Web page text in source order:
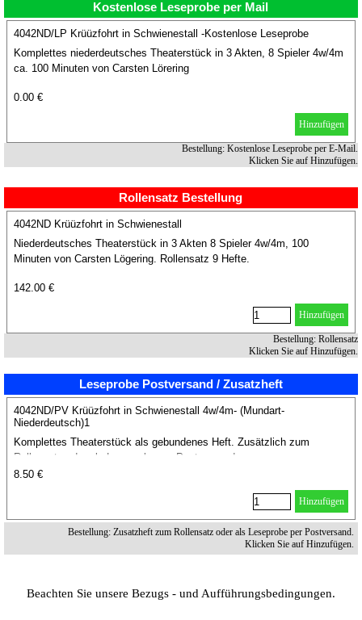
Kostenlose Leseprobe per Mail
4042ND/LP Krüüzfohrt in Schwienestall -Kostenlose Leseprobe
Komplettes niederdeutsches Theaterstück in 3 Akten, 8 Spieler 4w/4m
ca. 100 Minuten von Carsten Lörering
0.00 €
Hinzufügen
Bestellung: Kostenlose Leseprobe per E-Mail.
Klicken Sie auf Hinzufügen.
Rollensatz Bestellung
4042ND Krüüzfohrt in Schwienestall
Niederdeutsches Theaterstück in 3 Akten 8 Spieler 4w/4m, 100
Minuten von Carsten Lögering. Rollensatz 9 Hefte.
142.00 €
Hinzufügen
Bestellung: Rollensatz
Klicken Sie auf Hinzufügen.
Leseprobe Postversand / Zusatzheft
4042ND/PV Krüüzfohrt in Schwienestall 4w/4m- (Mundart-
Niederdeutsch)1
Komplettes Theaterstück als gebundenes Heft. Zusätzlich zum
Rollensatz oder als Leseprobe per Postversand.
8.50 €
Hinzufügen
Bestellung: Zusatzheft zum Rollensatz oder als Leseprobe per Postversand.
Klicken Sie auf Hinzufügen.
Beachten Sie unsere Bezugs - und Aufführungsbedingungen.